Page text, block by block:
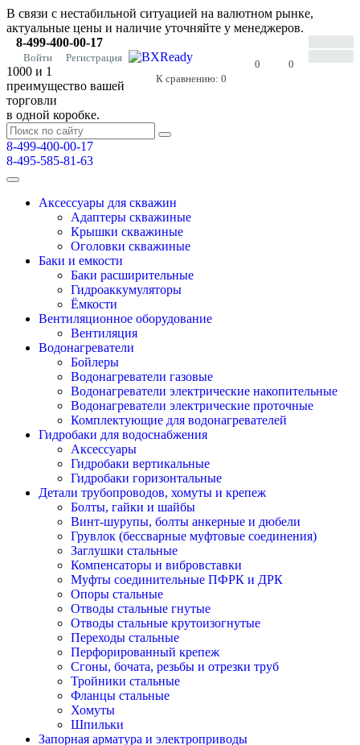
В связи с нестабильной ситуацией на валютном рынке,
актуальные цены и наличие уточняйте у менеджеров.
8-499-400-00-17
Войти Регистрация
0
0
К сравнению: 0
1000 и 1
преимущество вашей
торговли
в одной коробке.
8-499-400-00-17
8-495-585-81-63
Аксессуары для скважин
Адаптеры скважиные
Крышки скважиные
Оголовки скважиные
Баки и емкости
Баки расширительные
Гидроаккумуляторы
Ёмкости
Вентиляционное оборудование
Вентиляция
Водонагреватели
Бойлеры
Водонагреватели газовые
Водонагреватели электрические накопительные
Водонагреватели электрические проточные
Комплектующие для водонагревателей
Гидробаки для водоснабжения
Аксессуары
Гидробаки вертикальные
Гидробаки горизонтальные
Детали трубопроводов, хомуты и крепеж
Болты, гайки и шайбы
Винт-шурупы, болты анкерные и дюбели
Грувлок (бессварные муфтовые соединения)
Заглушки стальные
Компенсаторы и вибровставки
Муфты соединительные ПФРК и ДРК
Опоры стальные
Отводы стальные гнутые
Отводы стальные крутоизогнутые
Переходы стальные
Перфорированный крепеж
Сгоны, бочата, резьбы и отрезки труб
Тройники стальные
Фланцы стальные
Хомуты
Шпильки
Запорная арматура и электроприводы